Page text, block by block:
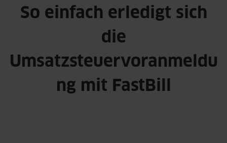
So einfach erledigt sich
die
Umsatzsteuervoranmeldu
ng mit FastBill